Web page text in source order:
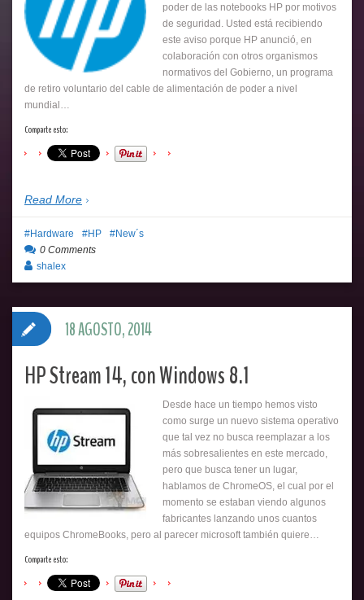
poder de las notebooks HP por motivos
de seguridad. Usted está recibiendo
este aviso porque HP anunció, en
colaboración con otros organismos
normativos del Gobierno, un programa
de retiro voluntario del cable de alimentación de poder a nivel
mundial…
Comparte esto:
Read More
Hardware HP
New´s
0 Comments
shalex
HP Stream 14, con Windows 8.1
Desde hace un tiempo hemos visto
como surge un nuevo sistema operativo
que tal vez no busca reemplazar a los
más sobresalientes en este mercado,
pero que busca tener un lugar,
hablamos de ChromeOS, el cual por el
momento se estaban viendo algunos
fabricantes lanzando unos cuantos
equipos ChromeBooks, pero al parecer microsoft también quiere…
Comparte esto:
18 AGOSTO, 2014